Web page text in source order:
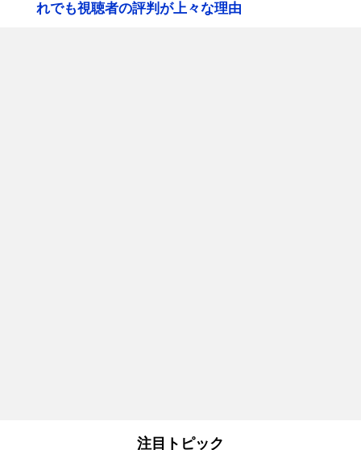
れでも視聴者の評判が上々な理由
注目トピック